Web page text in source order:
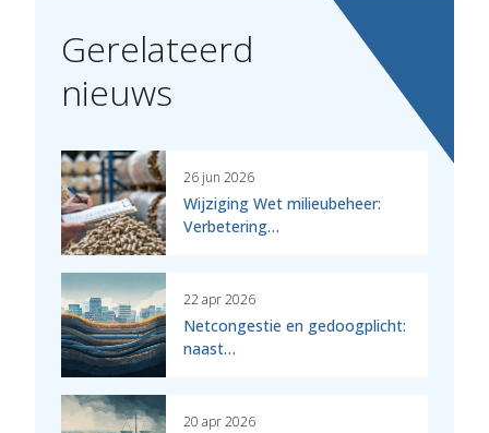
Gerelateerd
nieuws
26 jun 2026
Wijziging Wet milieubeheer:
Verbetering…
22 apr 2026
Netcongestie en gedoogplicht:
naast…
20 apr 2026